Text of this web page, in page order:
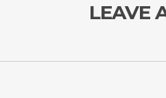
LEAVE